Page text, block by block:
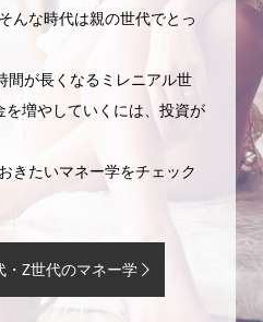
んな時代は親の世代でとっ
間が長くなるミレニアル世
増やしていくには、投資が
きたいマネー学をチェック
・Z世代のマネー学